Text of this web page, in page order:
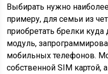
Выбирать нужно
примеру, для семьи из
приобретать брелки
модуль,
мобильных телефонов.
собственной SIM картой,